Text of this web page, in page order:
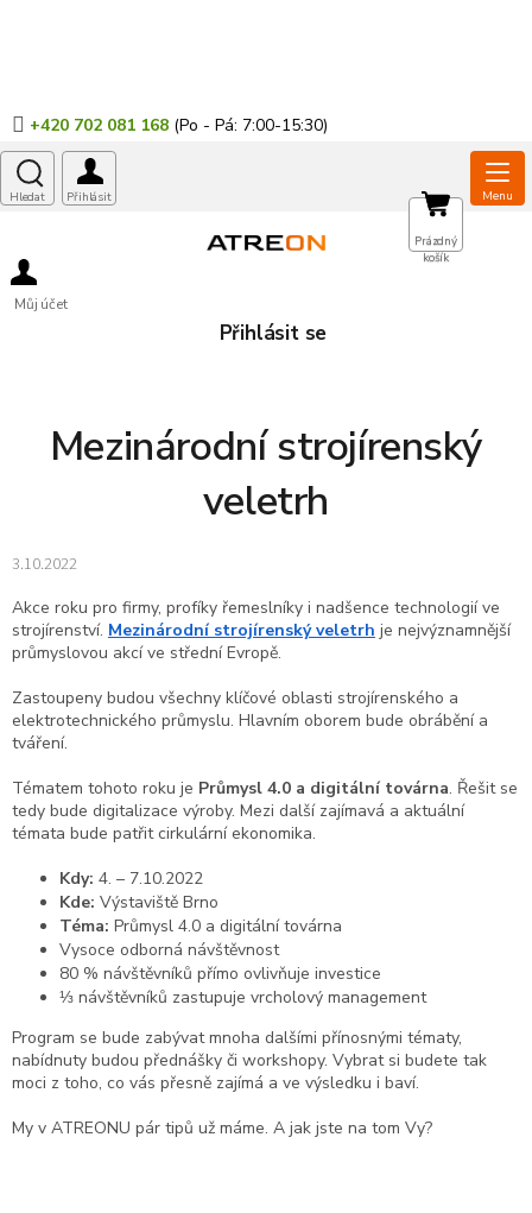
+420 702 081 168
Můj účet
Přihlásit se
NÁKUPNÍ
KOŠÍK
Prázdný
košík
Mezinárodní strojírenský
veletrh
3.10.2022
Akce roku pro firmy, profíky řemeslníky i nadšence technologií ve
strojírenství. Mezinárodní strojírenský veletrh je nejvýznamnější
průmyslovou akcí ve střední Evropě.
Zastoupeny budou všechny klíčové oblasti strojírenského a
elektrotechnického průmyslu. Hlavním oborem bude obrábění a
tváření.
Tématem tohoto roku je Průmysl 4.0 a digitální továrna. Řešit se
tedy bude digitalizace výroby. Mezi další zajímavá a aktuální
témata bude patřit cirkulární ekonomika.
Kdy: 4. – 7.10.2022
Kde: Výstaviště Brno
Téma: Průmysl 4.0 a digitální továrna
Vysoce odborná návštěvnost
80 % návštěvníků přímo ovlivňuje investice
⅓ návštěvníků zastupuje vrcholový management
Program se bude zabývat mnoha dalšími přínosnými tématy,
nabídnuty budou přednášky či workshopy. Vybrat si budete tak
moci z toho, co vás přesně zajímá a ve výsledku i baví.
My v ATREONU pár tipů už máme. A jak jste na tom Vy?